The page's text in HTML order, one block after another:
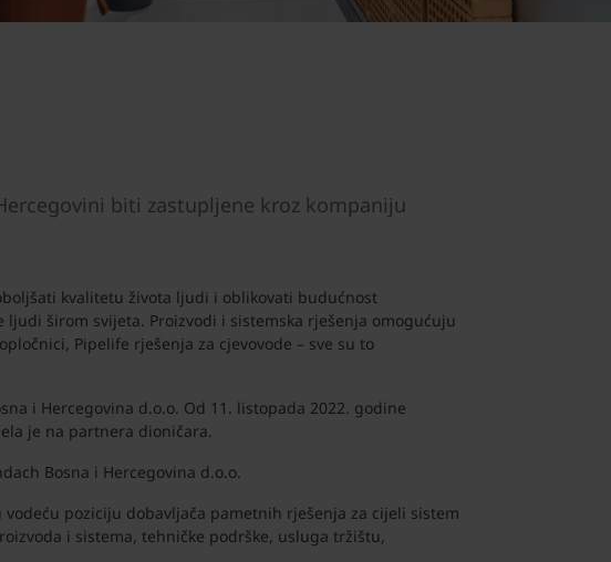
biti zastupljene kroz kompaniju
kvalitetu života ljudi i oblikovati budućnost
širom svijeta. Proizvodi i sistemska rješenja omogućuju
Pipelife rješenja za cjevovode – sve su to
i Hercegovina d.o.o. Od 11. listopada 2022. godine
je na partnera dioničara.
Bosna i Hercegovina d.o.o.
poziciju dobavljača pametnih rješenja za cijeli sistem
i sistema, tehničke podrške, usluga tržištu,